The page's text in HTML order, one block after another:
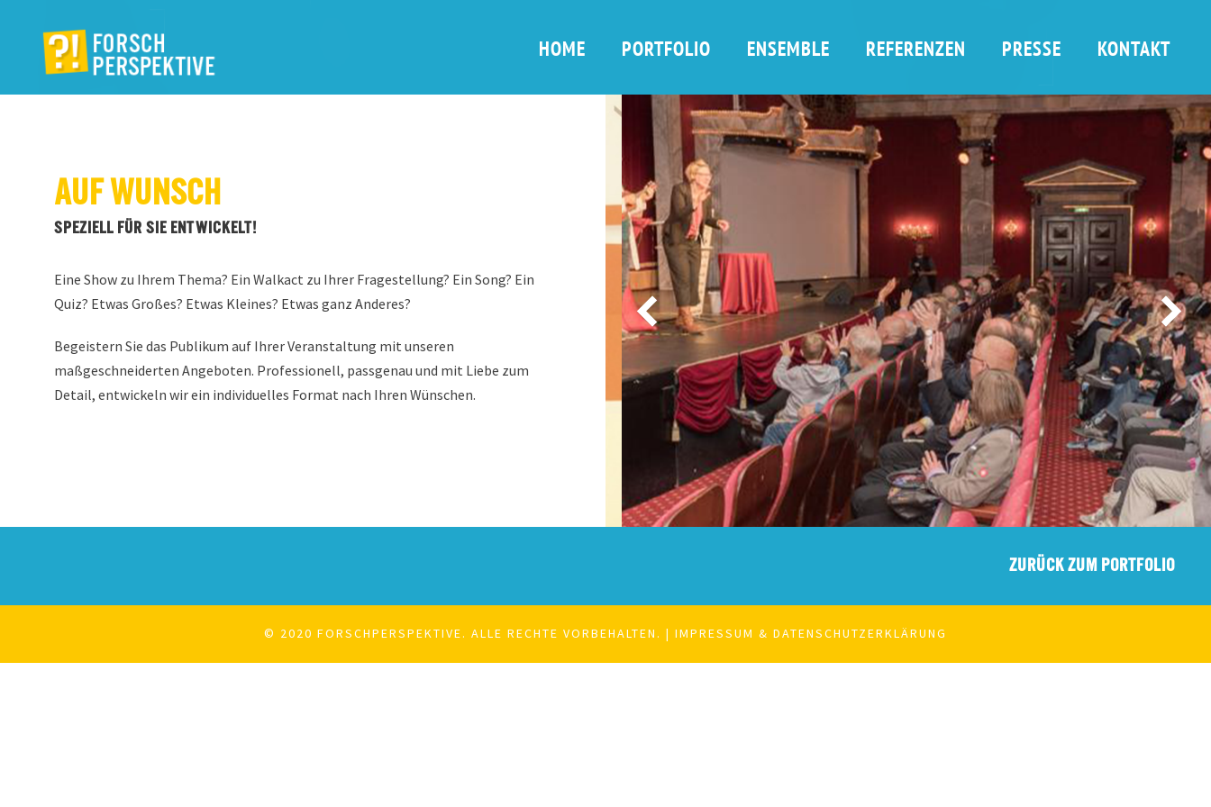
HOME PORTFOLIO ENSEMBLE REFERENZEN PRESSE KONTAKT
AUF WUNSCH
SPEZIELL FÜR SIE ENTWICKELT!
Eine Show zu Ihrem Thema? Ein Walkact zu Ihrer Fragestellung? Ein Song? Ein
Quiz? Etwas Großes? Etwas Kleines? Etwas ganz Anderes?
Begeistern Sie das Publikum auf Ihrer Veranstaltung mit unseren
maßgeschneiderten Angeboten. Professionell, passgenau und mit Liebe zum
Detail, entwickeln wir ein individuelles Format nach Ihren Wünschen.
ZURÜCK ZUM PORTFOLIO
© 2020 FORSCHPERSPEKTIVE. ALLE RECHTE VORBEHALTEN. | IMPRESSUM & DATENSCHUTZERKLÄRUNG